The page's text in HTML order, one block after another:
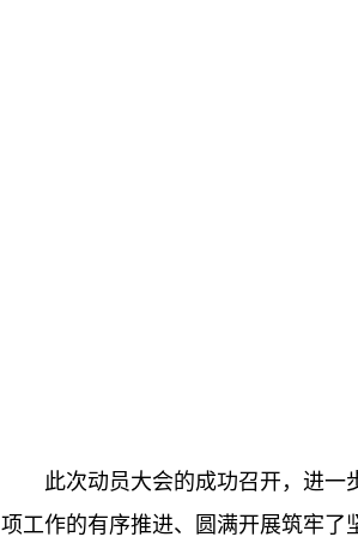
此次动员大会的成功召开，进
项工作的有序推进、圆满开展筑牢